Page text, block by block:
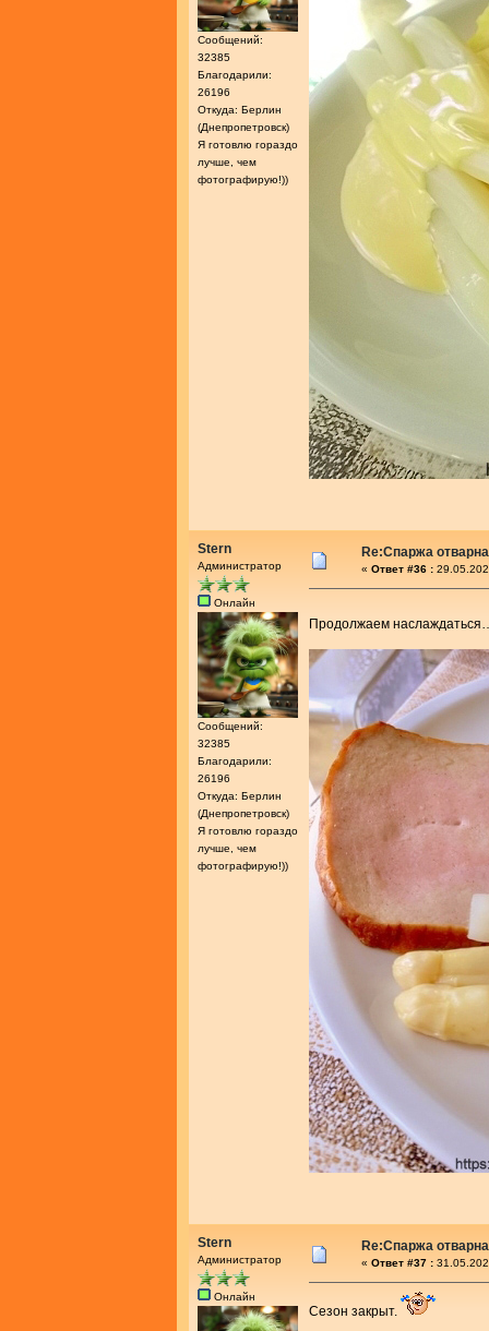
Сообщений:
32385
Благодарили:
26196
Откуда: Берлин
(Днепропетровск)
Я готовлю гораздо
лучше, чем
фотографирую!))
Stern
Администратор
Онлайн
Сообщений:
32385
Благодарили:
26196
Откуда: Берлин
(Днепропетровск)
Я готовлю гораздо
лучше, чем
фотографирую!))
Re:Спаржа
« Ответ #36 :
Продолжаем
Stern
Администратор
Онлайн
Re:Спаржа
« Ответ #37 :
Сезон закрыт.